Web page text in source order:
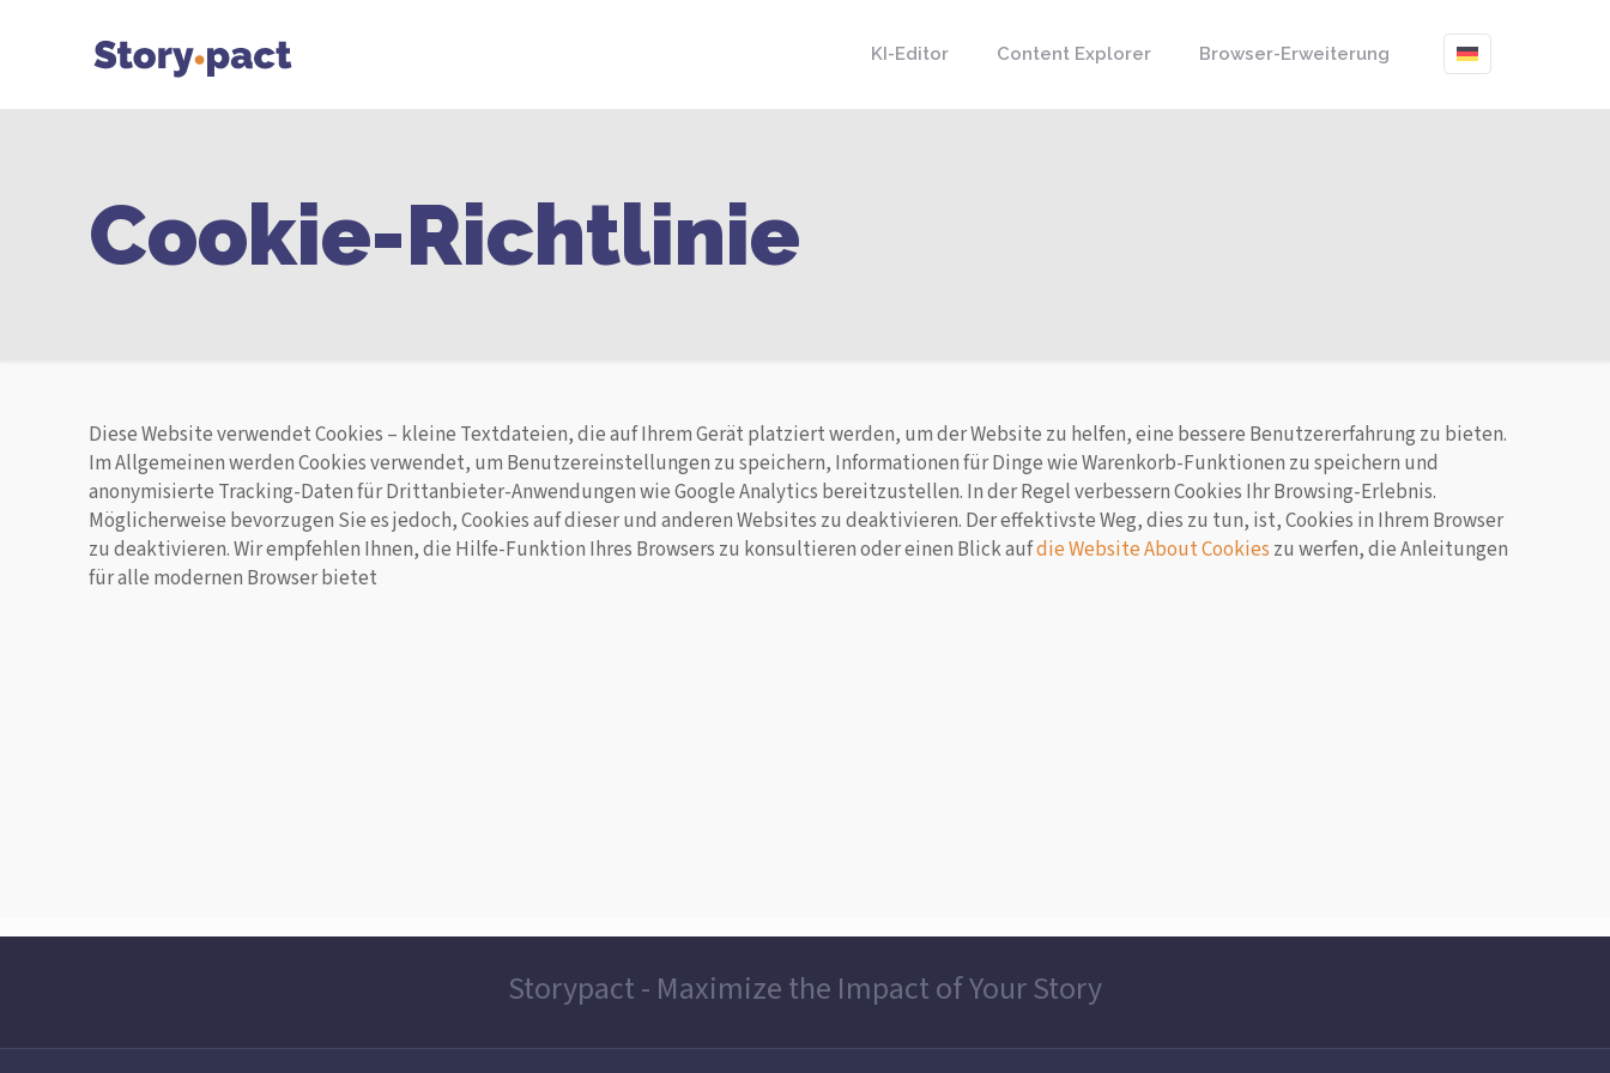
KI-Editor Content Explorer Browser-Erweiterung
Cookie-Richtlinie
Diese Website verwendet Cookies – kleine Textdateien, die auf Ihrem Gerät platziert werden, um der Website zu helfen, eine bessere Benutzererfahrung zu bieten.
Im Allgemeinen werden Cookies verwendet, um Benutzereinstellungen zu speichern, Informationen für Dinge wie Warenkorb-Funktionen zu speichern und
anonymisierte Tracking-Daten für Drittanbieter-Anwendungen wie Google Analytics bereitzustellen. In der Regel verbessern Cookies Ihr Browsing-Erlebnis.
Möglicherweise bevorzugen Sie es jedoch, Cookies auf dieser und anderen Websites zu deaktivieren. Der effektivste Weg, dies zu tun, ist, Cookies in Ihrem Browser
zu deaktivieren. Wir empfehlen Ihnen, die Hilfe-Funktion Ihres Browsers zu konsultieren oder einen Blick aufdie Website About Cookies zu werfen, die Anleitungen
für alle modernen Browser bietet
Storypact - Maximize the Impact of Your Story